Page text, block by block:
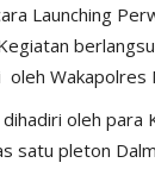
Launching
oleh Wakapolres
oleh para
satu pleton